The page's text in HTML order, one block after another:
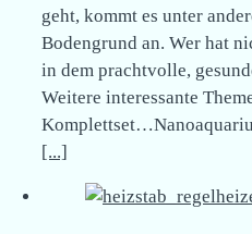
geht, kommt es unter
Bodengrund an. Wer hat
in dem prachtvolle,
Weitere interessante
[...]